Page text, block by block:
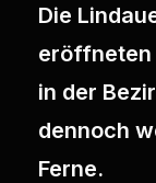
Die
eröffneten
in der
dennoch
Ferne.